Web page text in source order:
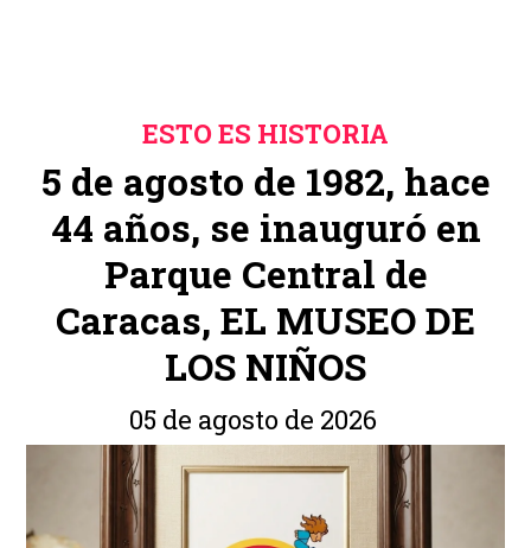
5 de agosto de 1982, hace
44 años, se inauguró en
Parque Central de
Caracas, EL MUSEO DE
LOS NIÑOS
ESTO ES HISTORIA
05 de agosto de 2026